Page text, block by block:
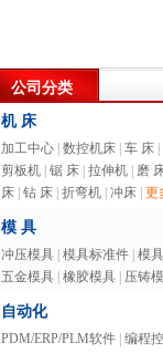
公司分类
机 床
加工中心 数控机床 车 床
剪板机 锯 床 拉伸机
磨
床 钻 床 折弯机 冲床 更
模 具
冲压模具 模具标准件 模
五金模具 橡胶模具 压铸
自动化
PDM/ERP/PLM软件 编程